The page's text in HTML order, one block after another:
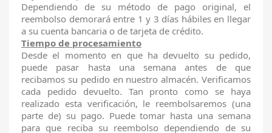
Dependiendo de su método de pago original, el
reembolso demorará entre 1 y 3 días hábiles en llegar
a su cuenta bancaria o de tarjeta de crédito.
Tiempo de procesamiento
Desde el momento en que ha devuelto su pedido,
puede pasar hasta una semana antes de que
recibamos su pedido en nuestro almacén. Verificamos
cada pedido devuelto. Tan pronto como se haya
realizado esta verificación, le reembolsaremos (una
parte de) su pago. Puede tomar hasta una semana
para que reciba su reembolso dependiendo de su